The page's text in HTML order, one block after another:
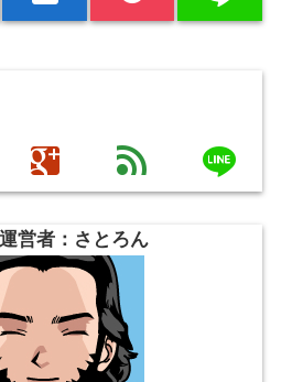
google feed line
営者：さとろん